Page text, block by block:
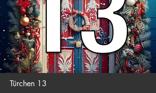
Türchen 13